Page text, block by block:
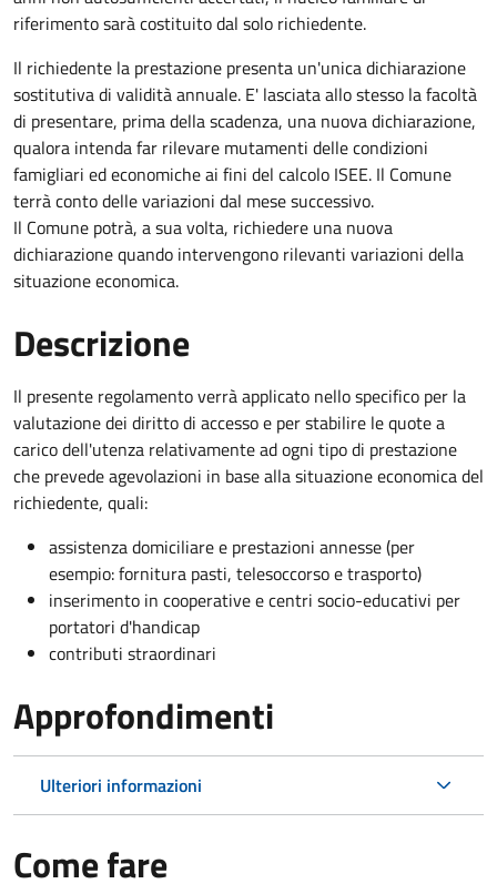
riferimento sarà costituito dal solo richiedente.
Il richiedente la prestazione presenta un'unica dichiarazione
sostitutiva di validità annuale. E' lasciata allo stesso la facoltà
di presentare, prima della scadenza, una nuova dichiarazione,
qualora intenda far rilevare mutamenti delle condizioni
famigliari ed economiche ai fini del calcolo ISEE. Il Comune
terrà conto delle variazioni dal mese successivo.
Il Comune potrà, a sua volta, richiedere una nuova
dichiarazione quando intervengono rilevanti variazioni della
situazione economica.
Descrizione
Il presente regolamento verrà applicato nello specifico per la
valutazione dei diritto di accesso e per stabilire le quote a
carico dell'utenza relativamente ad ogni tipo di prestazione
che prevede agevolazioni in base alla situazione economica del
richiedente, quali:
assistenza domiciliare e prestazioni annesse (per
esempio: fornitura pasti, telesoccorso e trasporto)
inserimento in cooperative e centri socio-educativi per
portatori d'handicap
contributi straordinari
Approfondimenti
Ulteriori informazioni
Come fare